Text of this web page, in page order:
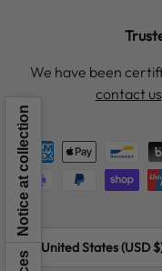
We have been
contact us
Payment methods
Country/Region
United States (USD
Notice at collection